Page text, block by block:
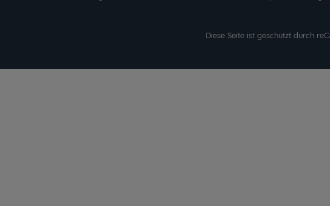
Diese Seite ist geschützt durch